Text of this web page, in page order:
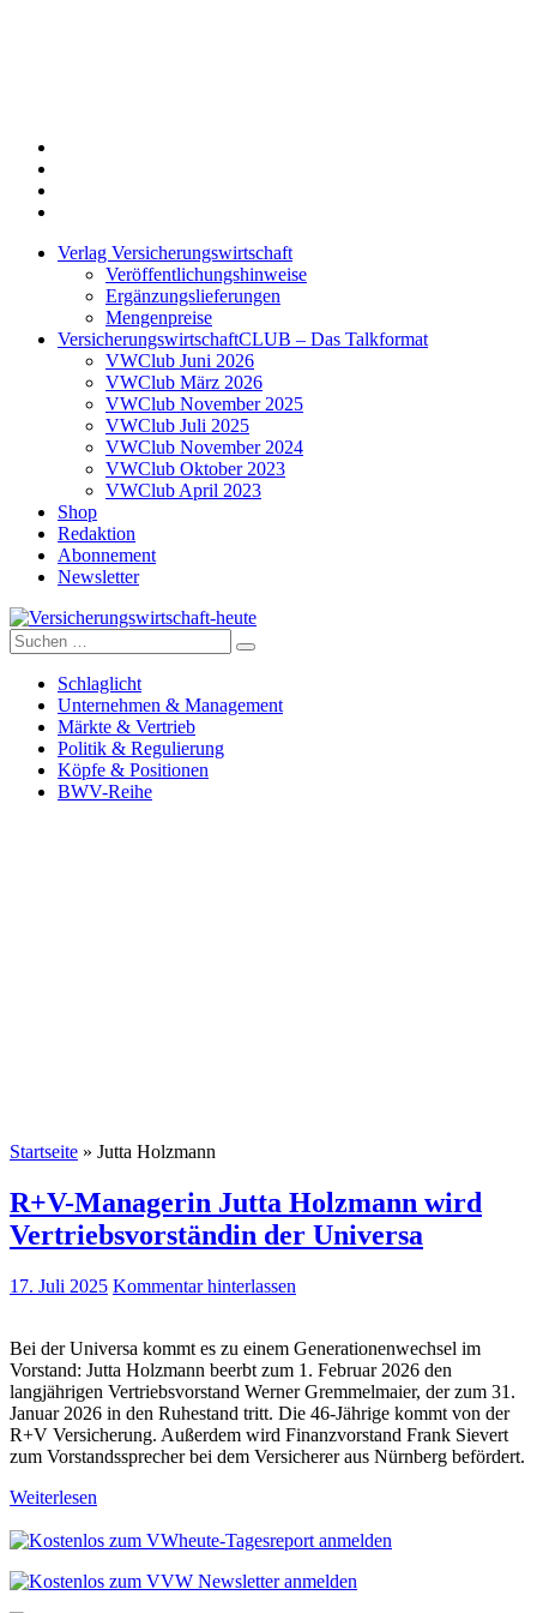
Verlag Versicherungswirtschaft
Veröffentlichungshinweise
Ergänzungslieferungen
Mengenpreise
VersicherungswirtschaftCLUB – Das Talkformat
VWClub Juni 2026
VWClub März 2026
VWClub November 2025
VWClub Juli 2025
VWClub November 2024
VWClub Oktober 2023
VWClub April 2023
Shop
Redaktion
Abonnement
Newsletter
Versicherungswirtschaft-heute
Suche
nach:
Schlaglicht
Unternehmen & Management
Märkte & Vertrieb
Politik & Regulierung
Köpfe & Positionen
BWV-Reihe
Startseite » Jutta Holzmann
R+V-Managerin Jutta Holzmann wird
Vertriebsvorständin der Universa
17. Juli 2025 Kommentar hinterlassen
Bei der Universa kommt es zu einem Generationenwechsel im
Vorstand: Jutta Holzmann beerbt zum 1. Februar 2026 den
langjährigen Vertriebsvorstand Werner Gremmelmaier, der zum 31.
Januar 2026 in den Ruhestand tritt. Die 46-Jährige kommt von der
R+V Versicherung. Außerdem wird Finanzvorstand Frank Sievert
zum Vorstandssprecher bei dem Versicherer aus Nürnberg befördert.
Weiterlesen